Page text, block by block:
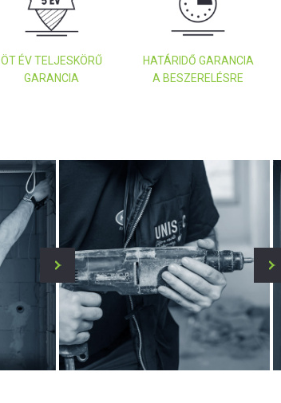
ÖT ÉV TELJESKÖRŰ
GARANCIA
HATÁRIDŐ GARANCIA
A BESZERELÉSRE